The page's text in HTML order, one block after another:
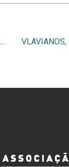
ANNA MARIANNI – PINTRAS E PLATIMBANDAS